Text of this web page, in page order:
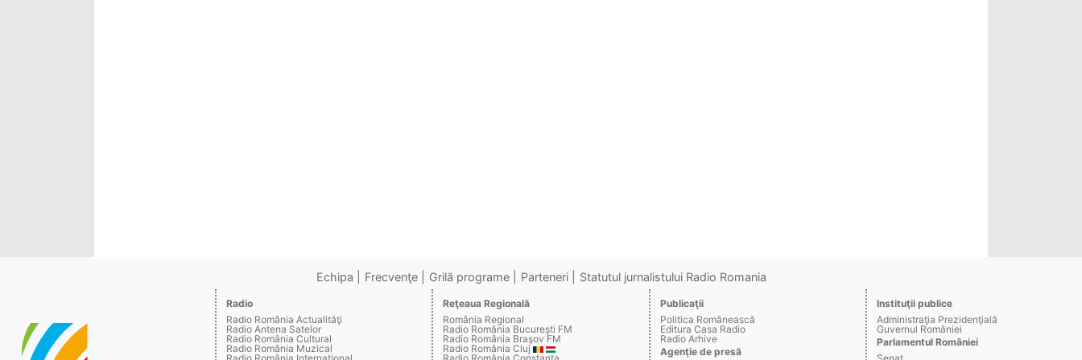
Echipa Frecvenţe Grilă programe Parteneri Statutul jurnalistului Radio Romania
Radio
Radio România Actualităţi
Radio Antena Satelor
Radio România Cultural
Radio România Muzical
Reţeaua Regională
România Regional
Radio România Bucureşti FM
Radio România Braşov FM
Radio România Cluj
Publicaţii
Politica Românească
Editura Casa Radio
Radio Arhive
Agenţie de presă
Instituţii publice
Administraţia Prezidenţială
Guvernul României
Parlamentul României